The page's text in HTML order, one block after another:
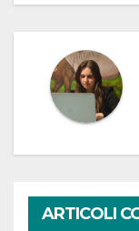
ARTICOLI